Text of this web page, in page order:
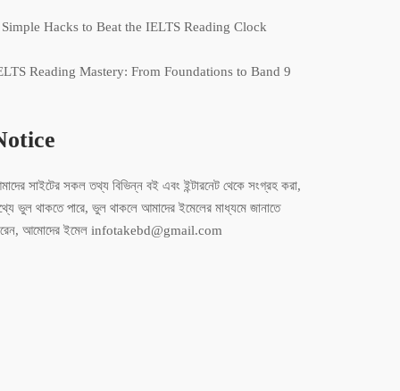
Hacks to Beat the IELTS Reading Clock
Reading Mastery: From Foundations to Band 9
সাইটের সকল তথ্য বিভিন্ন বই এবং ইন্টারনেট থেকে সংগ্রহ করা,
ভুল থাকতে পারে, ভুল থাকলে আমাদের ইমেলের মাধ্যমে জানাতে
আমোদের ইমেল infotakebd@gmail.com